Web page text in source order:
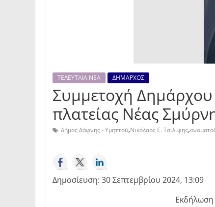
ΤΕΛΕΥΤΑΙΑ ΝΕΑ ΔΗΜΑΡΧΟΣ
Συμμετοχή
πλατείας Νέας
Δήμος Δάφνης - Υμηττού,Νικόλαος Ε. Τσιλίφης,
Δημοσίευση: 30 Σεπτεμβρίου 2024, 13:09
Εκδήλωση